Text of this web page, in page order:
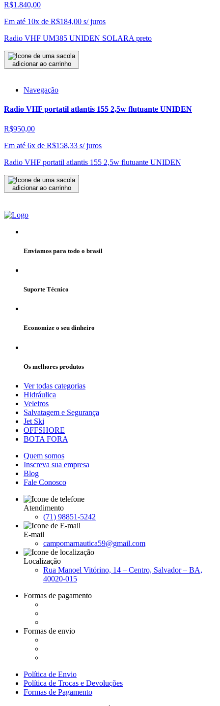
R$1.840,00
Em até 10x de R$184,00 s/ juros
Radio VHF UM385 UNIDEN SOLARA preto
adicionar ao carrinho
Navegação
Radio VHF portatil atlantis 155 2,5w flutuante UNIDEN
R$950,00
Em até 6x de R$158,33 s/ juros
Radio VHF portatil atlantis 155 2,5w flutuante UNIDEN
adicionar ao carrinho
Enviamos para todo o brasil
Suporte Técnico
Economize o seu dinheiro
Os melhores produtos
Ver todas categorias
Hidráulica
Veleiros
Salvatagem e Segurança
Jet Ski
OFFSHORE
BOTA FORA
Quem somos
Inscreva sua empresa
Blog
Fale Conosco
Atendimento
(71) 98851-5242
E-mail
campomarnautica59@gmail.com
Localização
Rua Manoel Vitórino, 14 – Centro, Salvador – BA,
40020-015
Formas de pagamento
Formas de envio
Política de Envio
Política de Trocas e Devoluções
Formas de Pagamento